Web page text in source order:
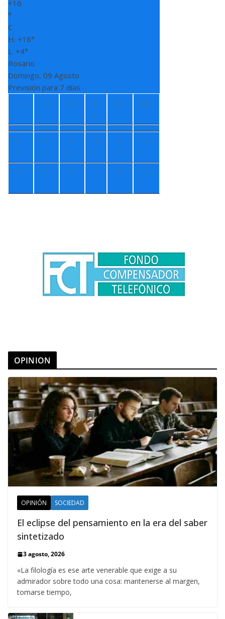
+16
°
C
H: +16°
L: +4°
Rosario
Domingo, 09 Agosto
Previsión para 7 días
Lun
Ma
r
Mié
Ju
e
Vie Sáb
+1
6°
+1
4°
+1
0°
+8
°
+1
2°
+17
°
+1° +1° +7° +7
°
+8° +11
°
OPINION
OPINIÓN SOCIEDAD
El eclipse del pensamiento en la era del saber
sintetizado
3 agosto, 2026
«La filología es ese arte venerable que exige a su
admirador sobre todo una cosa: mantenerse al margen,
tomarse tiempo,